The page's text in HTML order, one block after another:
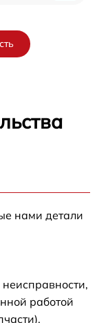
нами детали
работой